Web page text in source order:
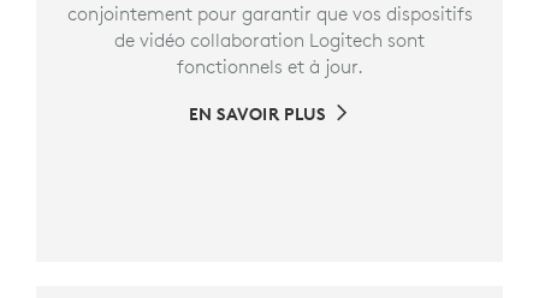
conjointement pour garantir que vos dispositifs
de vidéo collaboration Logitech sont
fonctionnels et à jour.
EN SAVOIR PLUS